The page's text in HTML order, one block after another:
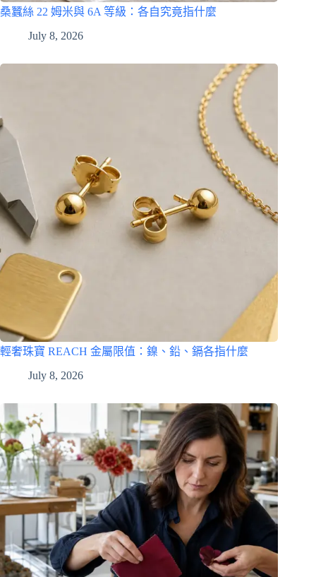
桑蠶絲 22 姆米與 6A 等級：各自究竟指什麼
July 8, 2026
輕奢珠寶 REACH 金屬限值：鎳、鉛、鎘各指什麼
July 8, 2026